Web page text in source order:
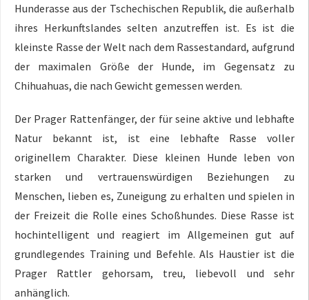
Hunderasse aus der Tschechischen Republik, die außerhalb
ihres Herkunftslandes selten anzutreffen ist. Es ist die
kleinste Rasse der Welt nach dem Rassestandard, aufgrund
der maximalen Größe der Hunde, im Gegensatz zu
Chihuahuas, die nach Gewicht gemessen werden.
Der Prager Rattenfänger, der für seine aktive und lebhafte
Natur bekannt ist, ist eine lebhafte Rasse voller
originellem Charakter. Diese kleinen Hunde leben von
starken und vertrauenswürdigen Beziehungen zu
Menschen, lieben es, Zuneigung zu erhalten und spielen in
der Freizeit die Rolle eines Schoßhundes. Diese Rasse ist
hochintelligent und reagiert im Allgemeinen gut auf
grundlegendes Training und Befehle. Als Haustier ist die
Prager Rattler gehorsam, treu, liebevoll und sehr
anhänglich.